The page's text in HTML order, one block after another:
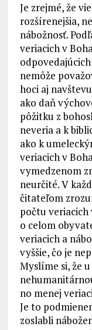
Je zrejmé, že
rozšírenejšia,
nábožnosť.
veriacich v
nemôže
hoci aj
ako daň
pôžitku z
neveria a k
ako k
veriacich v
vymedzenom
neurčité. V
čitateľom
počtu veriacich
o celom
veriacich a
vyššie, čo je
Myslíme si, že
no menej
Je to
zoslabli